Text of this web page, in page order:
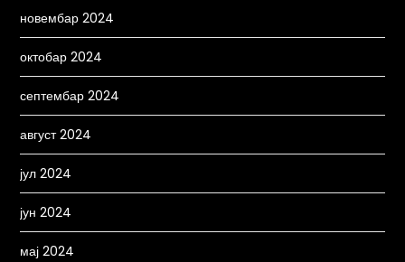
новембар 2024
октобар 2024
септембар 2024
август 2024
јул 2024
јун 2024
мај 2024